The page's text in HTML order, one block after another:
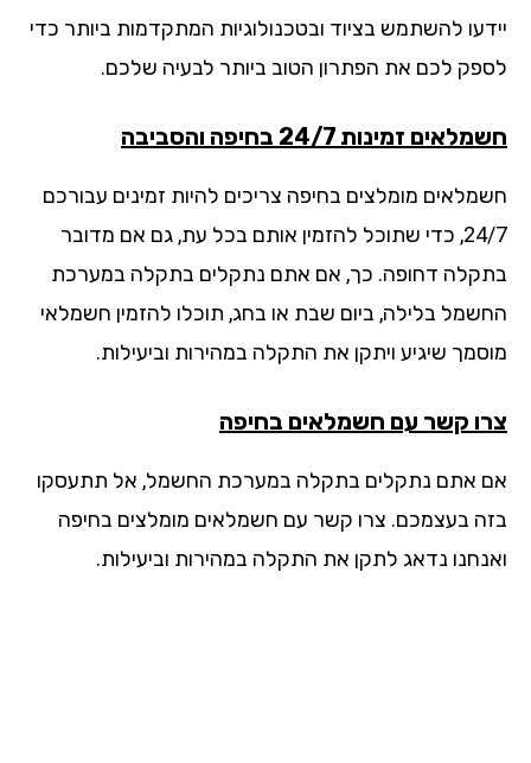
להשתמש בציוד ובטכנולוגיות המתקדמות ביותר כדי
לכם את הפתרון הטוב ביותר לבעיה שלכם.
זמינות 24/7 בחיפה והסביבה
מומלצים בחיפה צריכים להיות זמינים עבורכם
24/7, כדי שתוכל להזמין אותם בכל עת, גם אם מדובר
דחופה. כך, אם אתם נתקלים בתקלה במערכת
בלילה, ביום שבת או בחג, תוכלו להזמין חשמלאי
שיגיע ויתקן את התקלה במהירות וביעילות.
קשר עם חשמלאים בחיפה
אתם נתקלים בתקלה במערכת החשמל, אל תתעסקו
בעצמכם. צרו קשר עם חשמלאים מומלצים בחיפה
נדאג לתקן את התקלה במהירות וביעילות.